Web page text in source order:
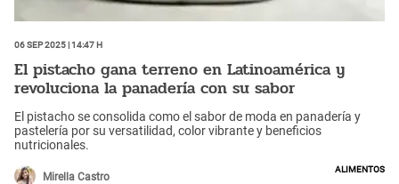
06 Sep 2025 | 14:47 h
El pistacho gana terreno en Latinoamérica y
revoluciona la panadería con su sabor
El pistacho se consolida como el sabor de moda en panadería y
pastelería por su versatilidad, color vibrante y beneficios
nutricionales.
Mirella Castro
Alimentos